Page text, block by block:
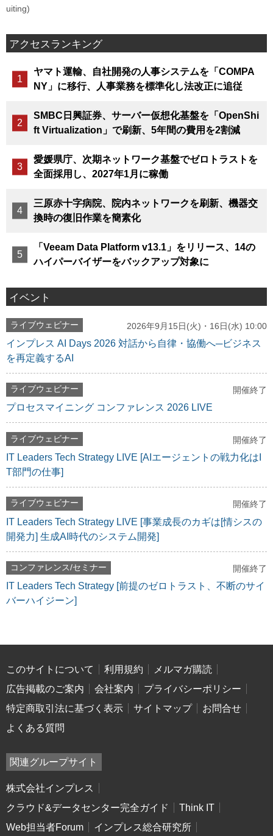
uiting)
アクセスランキング
ヤマト運輸、自社開発の人事システムを「COMPA
NY」に移行、人事業務を標準化し法改正に追従
SMBC日興証券、サーバー仮想化基盤を「OpenShi
ft Virtualization」で刷新、5年間の費用を2割減
愛媛県庁、次期ネットワーク基盤でゼロトラストを
全面採用し、2027年1月に稼働
三原赤十字病院、院内ネットワークを刷新、機器交
換時の復旧作業を簡素化
「Veeam Data Platform v13.1」をリリース、14の
ハイパーバイザーをバックアップ対象に
イベント
ライブウェビナー 2026年9月15日(火)・16日(水) 10:00
インプレス AI Days 2026 対話から自律・協働へ─ビジネス
を再定義するAI
ライブウェビナー 開催終了
プロセスマイニング コンファレンス 2026 LIVE
ライブウェビナー 開催終了
IT Leaders Tech Strategy LIVE [AIエージェントの戦力化はI
T部門の仕事]
ライブウェビナー 開催終了
IT Leaders Tech Strategy LIVE [事業成長のカギは[情シスの
開発力] 生成AI時代のシステム開発]
コンファレンス/セミナー 開催終了
IT Leaders Tech Strategy [前提のゼロトラスト、不断のサイ
バーハイジーン]
このサイトについて 利用規約
メルマガ購読
広告掲載のご案内
会社案内
プライバシーポリシー
特定商取引法に基づく表示
サイトマップ
お問合せ
よくある質問
関連グループサイト
株式会社インプレス
クラウド&データセンター完全ガイド
Think IT
Web担当者Forum
インプレス総合研究所